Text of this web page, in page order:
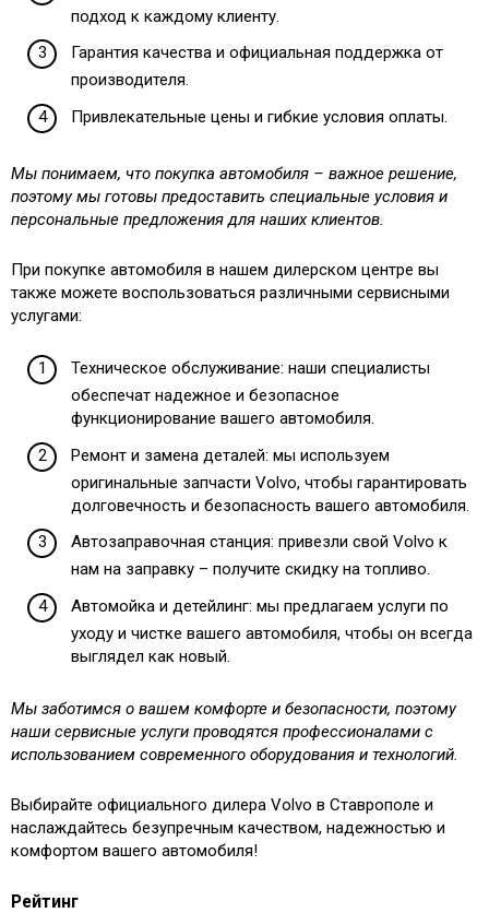
подход к каждому клиенту.
Гарантия качества и официальная поддержка от
производителя.
Привлекательные цены и гибкие условия оплаты.
Мы понимаем, что покупка автомобиля – важное решение,
поэтому мы готовы предоставить специальные условия и
персональные предложения для наших клиентов.
При покупке автомобиля в нашем дилерском центре вы
также можете воспользоваться различными сервисными
услугами:
Техническое обслуживание: наши специалисты
обеспечат надежное и безопасное
функционирование вашего автомобиля.
Ремонт и замена деталей: мы используем
оригинальные запчасти Volvo, чтобы гарантировать
долговечность и безопасность вашего автомобиля.
Автозаправочная станция: привезли свой Volvo к
нам на заправку – получите скидку на топливо.
Автомойка и детейлинг: мы предлагаем услуги по
уходу и чистке вашего автомобиля, чтобы он всегда
выглядел как новый.
Мы заботимся о вашем комфорте и безопасности, поэтому
наши сервисные услуги проводятся профессионалами с
использованием современного оборудования и технологий.
Выбирайте официального дилера Volvo в Ставрополе и
наслаждайтесь безупречным качеством, надежностью и
комфортом вашего автомобиля!
Рейтинг